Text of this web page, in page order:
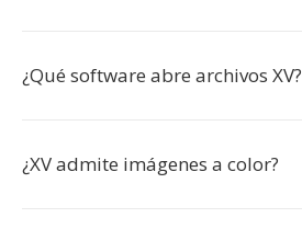
¿Qué software abre archivos XV?
¿XV admite imágenes a color?